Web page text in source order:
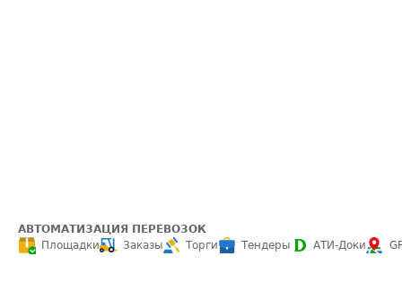
АВТОМАТИЗАЦИЯ ПЕРЕВОЗОК
Площадки
Заказы Торги Тендеры АТИ-Доки